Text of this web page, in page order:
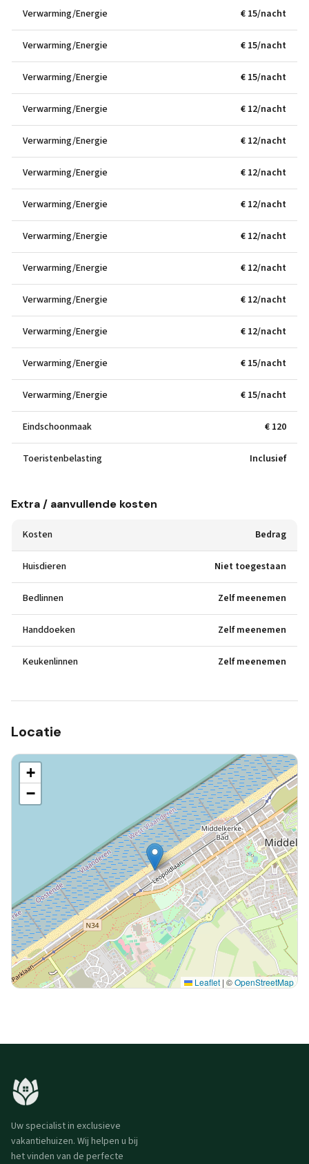
Verwarming/Energie € 15/nacht
Verwarming/Energie € 15/nacht
Verwarming/Energie € 15/nacht
Verwarming/Energie € 12/nacht
Verwarming/Energie € 12/nacht
Verwarming/Energie € 12/nacht
Verwarming/Energie € 12/nacht
Verwarming/Energie € 12/nacht
Verwarming/Energie € 12/nacht
Verwarming/Energie € 12/nacht
Verwarming/Energie € 12/nacht
Verwarming/Energie € 15/nacht
Verwarming/Energie € 15/nacht
Eindschoonmaak € 120
Toeristenbelasting Inclusief
Extra / aanvullende kosten
Kosten Bedrag
Huisdieren Niet toegestaan
Bedlinnen Zelf meenemen
Handdoeken Zelf meenemen
Keukenlinnen Zelf meenemen
Locatie
+
−
Leaflet | ©OpenStreetMap
Uw specialist in exclusieve
vakantiehuizen. Wij helpen u bij
het vinden van de perfecte